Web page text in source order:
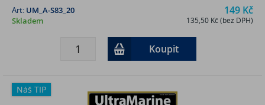
149 Kč
135,50 Kč (bez DPH)
Art: UM_A-S83_20
Skladem
Koupit
Náš TIP